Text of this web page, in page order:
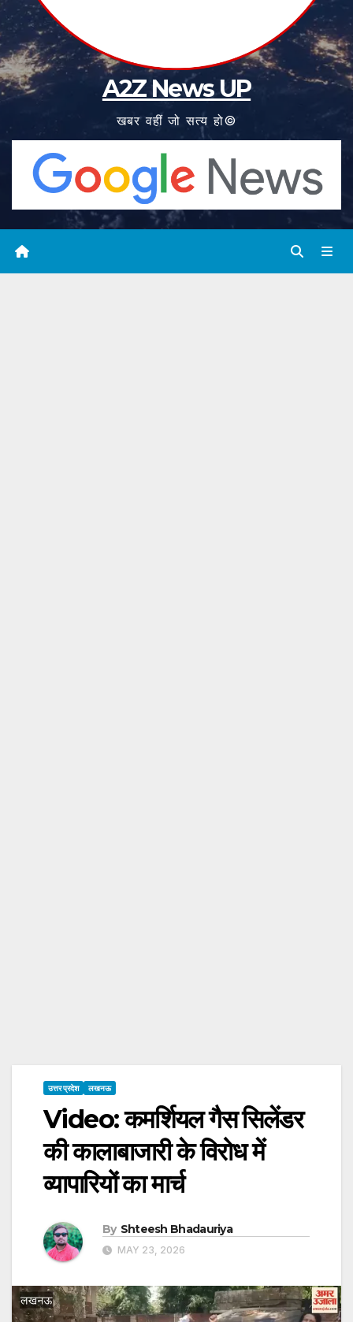
A2Z News UP
खबर वहीं जो सत्य हो©
उत्तर प्रदेश लखनऊ
Video: कमर्शियल गैस सिलेंडर
की कालाबाजारी के विरोध में
व्यापारियों का मार्च
By Shteesh Bhadauriya
MAY 23, 2026